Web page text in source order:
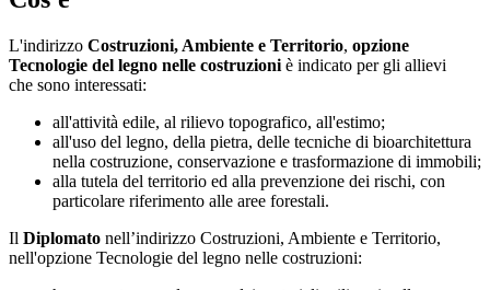
L'indirizzo Costruzioni, Ambiente e Territorio, opzione
Tecnologie del legno nelle costruzioni è indicato per gli allievi
che sono interessati:
all'attività edile, al rilievo topografico, all'estimo;
all'uso del legno, della pietra, delle tecniche di bioarchitettura
nella costruzione, conservazione e trasformazione di immobili;
alla tutela del territorio ed alla prevenzione dei rischi, con
particolare riferimento alle aree forestali.
Il Diplomato nell’indirizzo Costruzioni, Ambiente e Territorio,
nell'opzione Tecnologie del legno nelle costruzioni: